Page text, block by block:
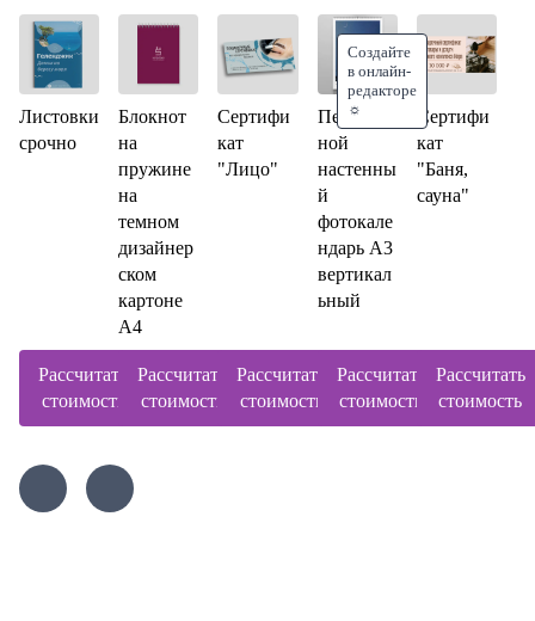
Листовки
срочно
Рассчитать
стоимость
Блокнот
на
пружине
на
темном
дизайнер
ском
картоне
А4
Рассчитать
стоимость
Сертифи
кат
"Лицо"
Рассчитать
стоимость
Создайте
в онлайн-
редакторе
☼
Перекид
ной
настенны
й
фотокале
ндарь А3
вертикал
ьный
Рассчитать
стоимость
Сертифи
кат
"Баня,
сауна"
Рассчитать
стоимость